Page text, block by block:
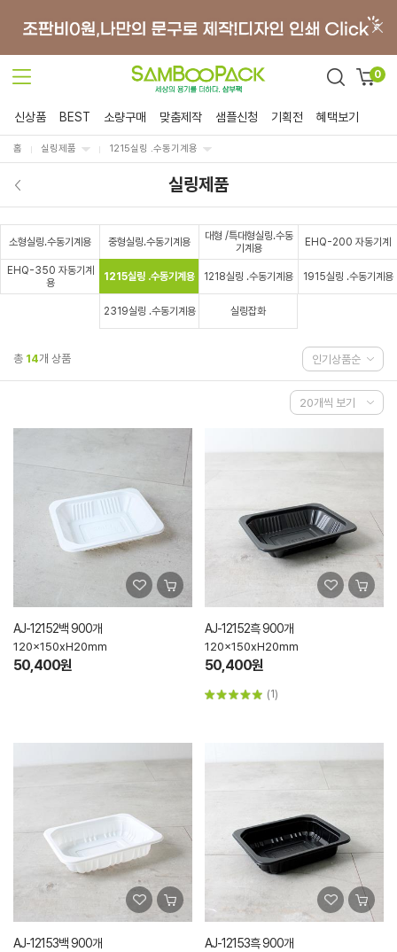
0
신상품 BEST 소량구매 맞춤제작 샘플신청 기획전 혜택보기
홈 실링제품 1215실링 .수동기계용
실링제품
소형실링.수동기계용 중형실링.수동기계용
대형 /특대형실링.수동
기계용
EHQ-200 자동기계
EHQ-350 자동기계
용
1215실링 .수동기계용 1218실링 .수동기계용 1915실링 .수동기계용
2319실링 .수동기계용 실링잡화
총 14개 상품
AJ-12152백 900개
120x150xH20mm
50,400원
AJ-12152흑 900개
120x150xH20mm
50,400원
(1)
AJ-12153백 900개 AJ-12153흑 900개